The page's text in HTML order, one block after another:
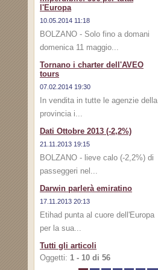
l'Europa
10.05.2014 11:18
BOLZANO - Solo fino a domani
domenica 11 maggio...
Tornano i charter dell'AVEO
tours
07.02.2014 19:30
In vendita in tutte le agenzie della
provincia i...
Dati Ottobre 2013 (-2,2%)
21.11.2013 19:15
BOLZANO - lieve calo (-2,2%) di
passeggeri nel...
Darwin parlerà emiratino
17.11.2013 20:13
Etihad punta al cuore dell'Europa
per la sua...
Tutti gli articoli
Oggetti: 1 - 10 di 56